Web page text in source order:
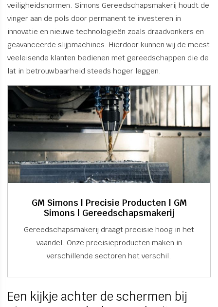
veiligheidsnormen. Simons Gereedschapsmakerij houdt de
vinger aan de pols door permanent te investeren in
innovatie en nieuwe technologieën zoals draadvonkers en
geavanceerde slijpmachines. Hierdoor kunnen wij de meest
veeleisende klanten bedienen met gereedschappen die de
lat in betrouwbaarheid steeds hoger leggen.
GM Simons | Precisie Producten | GM
Simons | Gereedschapsmakerij
Gereedschapsmakerij draagt precisie hoog in het
vaandel. Onze precisieproducten maken in
verschillende sectoren het verschil.
Een kijkje achter de schermen bij